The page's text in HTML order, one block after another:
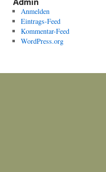
Anmelden
Eintrags-Feed
Kommentar-Feed
WordPress.org